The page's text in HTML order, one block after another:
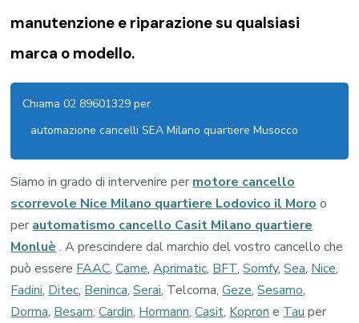
manutenzione e riparazione su qualsiasi
marca o modello.
Chiama 02 89601329 per
automazione cancelli SEA Milano quartiere Musocco
Siamo in grado di intervenire per motore cancello
scorrevole Nice Milano quartiere Lodovico il Moro o
per automatismo cancello Casit Milano quartiere
Monluè . A prescindere dal marchio del vostro cancello che
può essere FAAC,Came,Aprimatic, BFT,Somfy,Sea, Nice,
Fadini, Ditec, Beninca,Serai, Telcoma,Geze,Sesamo,
Dorma, Besam,Cardin, Hormann,Casit, Kopron e Tau per